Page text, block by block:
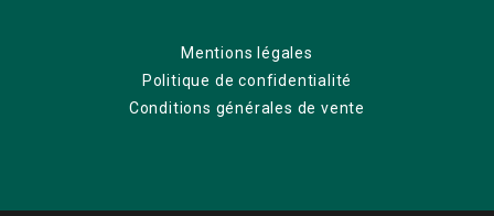
Mentions légales
Politique de confidentialité
Conditions générales de vente